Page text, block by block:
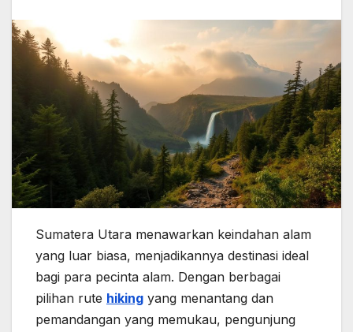
Sumatera Utara menawarkan keindahan alam
yang luar biasa, menjadikannya destinasi ideal
bagi para pecinta alam. Dengan berbagai
pilihan rute hiking yang menantang dan
pemandangan yang memukau, pengunjung